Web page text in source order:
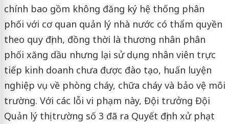
chính bao gồm không đăng ký hệ thống phân
phối với cơ quan quản lý nhà nước có thẩm quyền
theo quy định, đồng thời là thương nhân phân
phối xăng dầu nhưng lại sử dụng nhân viên trực
tiếp kinh doanh chưa được đào tạo, huấn luyện
nghiệp vụ về phòng cháy, chữa cháy và bảo vệ môi
trường. Với các lỗi vi phạm này, Đội trưởng Đội
Quản lý thị trường số 3 đã ra Quyết định xử phạt